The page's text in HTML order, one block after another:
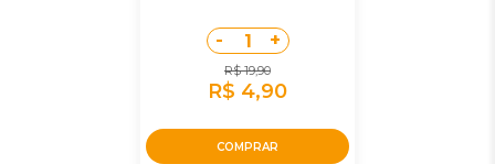
- 1 +
R$ 19,90
R$ 4,90
COMPRAR